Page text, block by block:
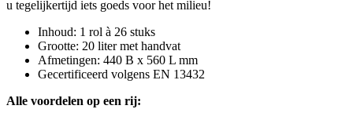
u tegelijkertijd iets goeds voor het milieu!
Inhoud: 1 rol à 26 stuks
Grootte: 20 liter met handvat
Afmetingen: 440 B x 560 L mm
Gecertificeerd volgens EN 13432
Alle voordelen op een rij: